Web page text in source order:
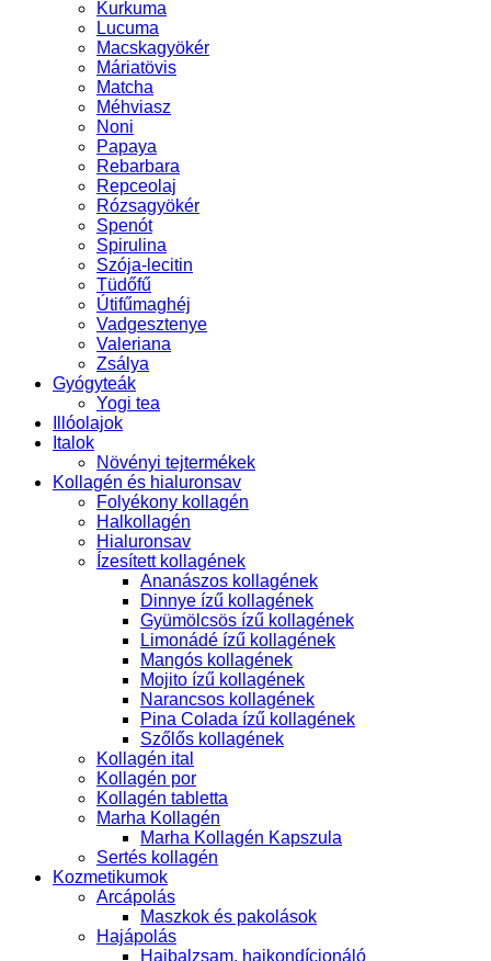
Kurkuma
Lucuma
Macskagyökér
Máriatövis
Matcha
Méhviasz
Noni
Papaya
Rebarbara
Repceolaj
Rózsagyökér
Spenót
Spirulina
Szója-lecitin
Tüdőfű
Útifűmaghéj
Vadgesztenye
Valeriana
Zsálya
Gyógyteák
Yogi tea
Illóolajok
Italok
Növényi tejtermékek
Kollagén és hialuronsav
Folyékony kollagén
Halkollagén
Hialuronsav
Ízesített kollagének
Ananászos kollagének
Dinnye ízű kollagének
Gyümölcsös ízű kollagének
Limonádé ízű kollagének
Mangós kollagének
Mojito ízű kollagének
Narancsos kollagének
Pina Colada ízű kollagének
Szőlős kollagének
Kollagén ital
Kollagén por
Kollagén tabletta
Marha Kollagén
Marha Kollagén Kapszula
Sertés kollagén
Kozmetikumok
Arcápolás
Maszkok és pakolások
Hajápolás
Hajbalzsam, hajkondícionáló